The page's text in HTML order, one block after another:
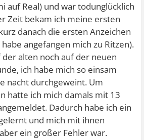
auf Real) und war todunglücklich
Zeit bekam ich meine ersten
danach die ersten Anzeichen
angefangen mich zu Ritzen).
alten noch auf der neuen
ich habe mich so einsam
nacht durchgeweint. Um
hatte ich mich damals mit 13
Dadurch habe ich ein
und mich mit ihnen
ein großer Fehler war.